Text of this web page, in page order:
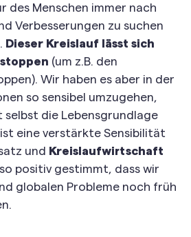
des Menschen immer nach
Verbesserungen zu suchen
Dieser Kreislauf lässt sich
(um z.B. den
Wir haben es aber in der
so sensibel umzugehen,
selbst die Lebensgrundlage
eine verstärkte Sensibilität
und
Kreislaufwirtschaft
positiv gestimmt, dass wir
globalen Probleme noch früh